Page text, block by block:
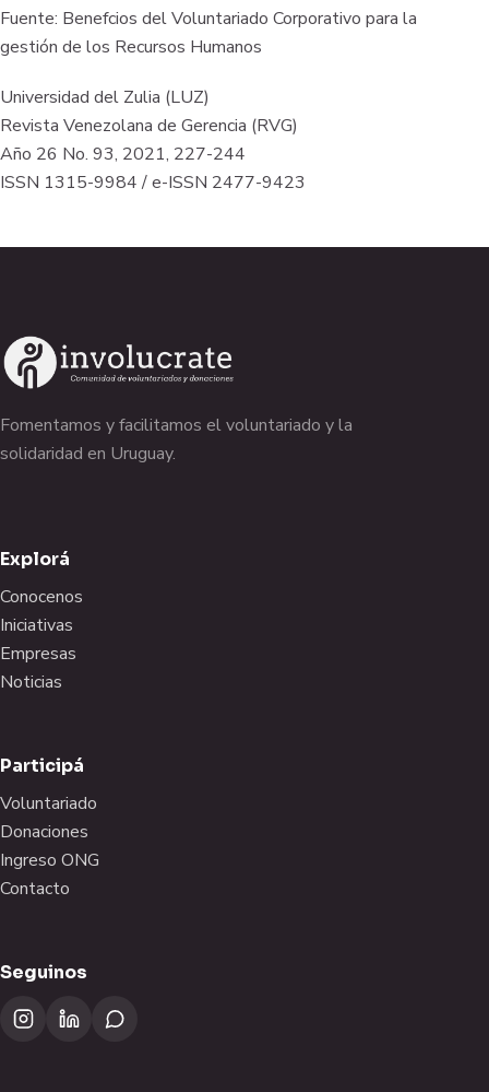
Fuente: Benefcios del Voluntariado Corporativo para la
gestión de los Recursos Humanos
Universidad del Zulia (LUZ)
Revista Venezolana de Gerencia (RVG)
Año 26 No. 93, 2021, 227-244
ISSN 1315-9984 / e-ISSN 2477-9423
Fomentamos y facilitamos el voluntariado y la
solidaridad en Uruguay.
Explorá
Conocenos
Iniciativas
Empresas
Noticias
Participá
Voluntariado
Donaciones
Ingreso ONG
Contacto
Seguinos